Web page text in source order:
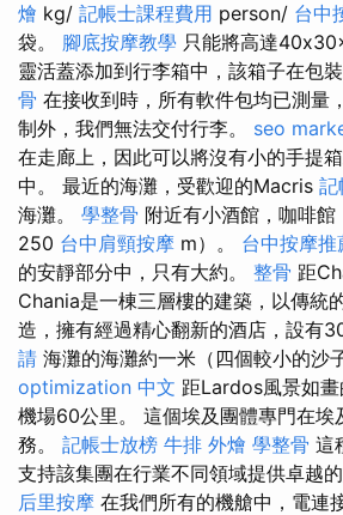
燴 kg/ 記帳士課程費用 person/ 台中
袋。 腳底按摩教學 只能將高達
靈活蓋添加到行李箱中，該箱子在包
骨 在接收到時，所有軟件包均已測量
制外，我們無法交付行李。 seo
在走廊上，因此可以將沒有小的手提
中。 最近的海灘，受歡迎的Macris 記
海灘。 學整骨 附近有小酒館，咖啡
250 台中肩頸按摩 m）。 台中按摩推
的安靜部分中，只有大約。 整骨 距
Chania是一棟三層樓的建築，以傳統
造，擁有經過精心翻新的酒店，設有
請 海灘的海灘約一米（四個較小的沙
optimization 中文 距Lardos風景如
機場60公里。 這個埃及團體專門在埃
務。 記帳士放榜 牛排 外燴 學整骨 這
支持該集團在行業不同領域提供卓越的
后里按摩 在我們所有的機艙中，電連